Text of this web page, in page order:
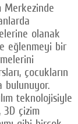
Merkezinde
olanak
eğlenmeyi bir
çocukların
bulunuyor.
teknolojisiyle
3D çizim